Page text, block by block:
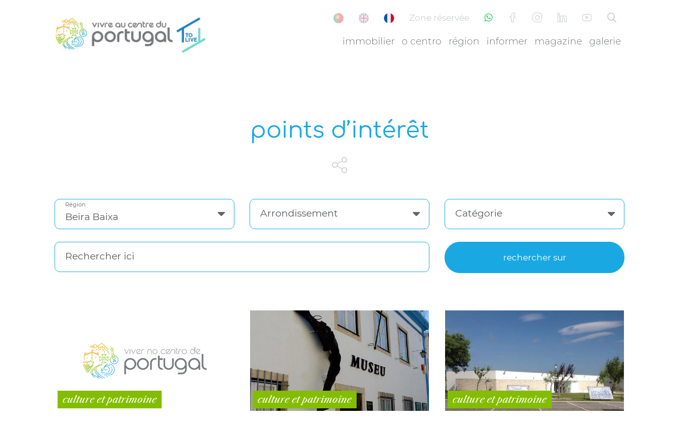
Zone réservée
immobilier o centro région informer magazine galerie
points d’intérêt
Région
Arrondissement Catégorie
Rechercher ici
culture et patrimoine culture et patrimoine culture et patrimoine